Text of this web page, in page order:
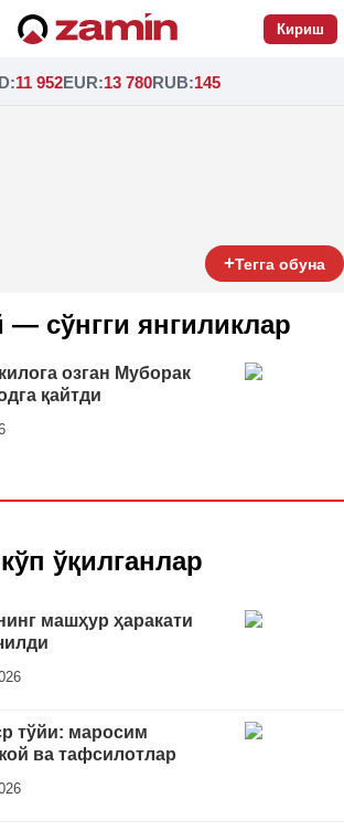
Кириш
:11 952EUR:13 780RUB:145
+Тегга обуна
— сўнгги янгиликлар
озган Муборак
қайтди
ўқилганлар
машҳур ҳаракати
тўйи: маросим
ва тафсилотлар